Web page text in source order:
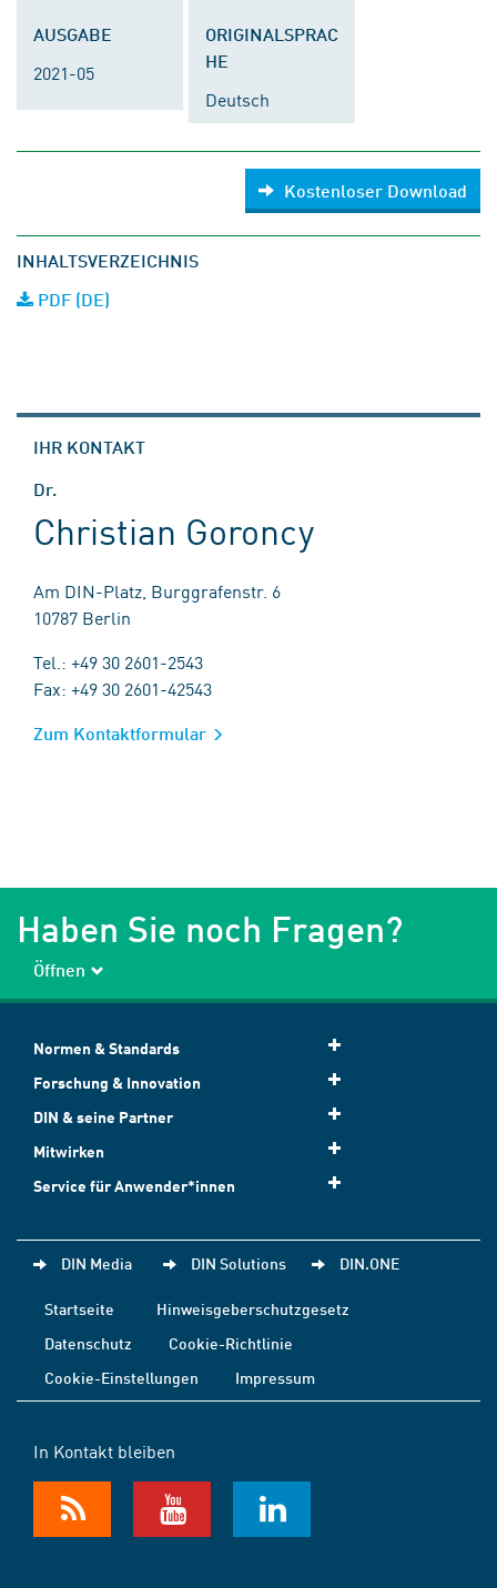
AUSGABE
2021-05
ORIGINALSPRAC
HE
Deutsch
Kostenloser Download
INHALTSVERZEICHNIS
PDF (DE)
IHR KONTAKT
Dr.
Christian Goroncy
Am DIN-Platz, Burggrafenstr. 6
10787 Berlin
Tel.: +49 30 2601-2543
Fax: +49 30 2601-42543
Zum Kontaktformular
Haben Sie noch Fragen?
Öffnen
Normen & Standards
Forschung & Innovation
DIN & seine Partner
Mitwirken
Service für Anwender*innen
DIN Media DIN Solutions DIN.ONE
Startseite
Hinweisgeberschutzgesetz
Datenschutz
Cookie-Richtlinie
Cookie-Einstellungen
Impressum
In Kontakt bleiben